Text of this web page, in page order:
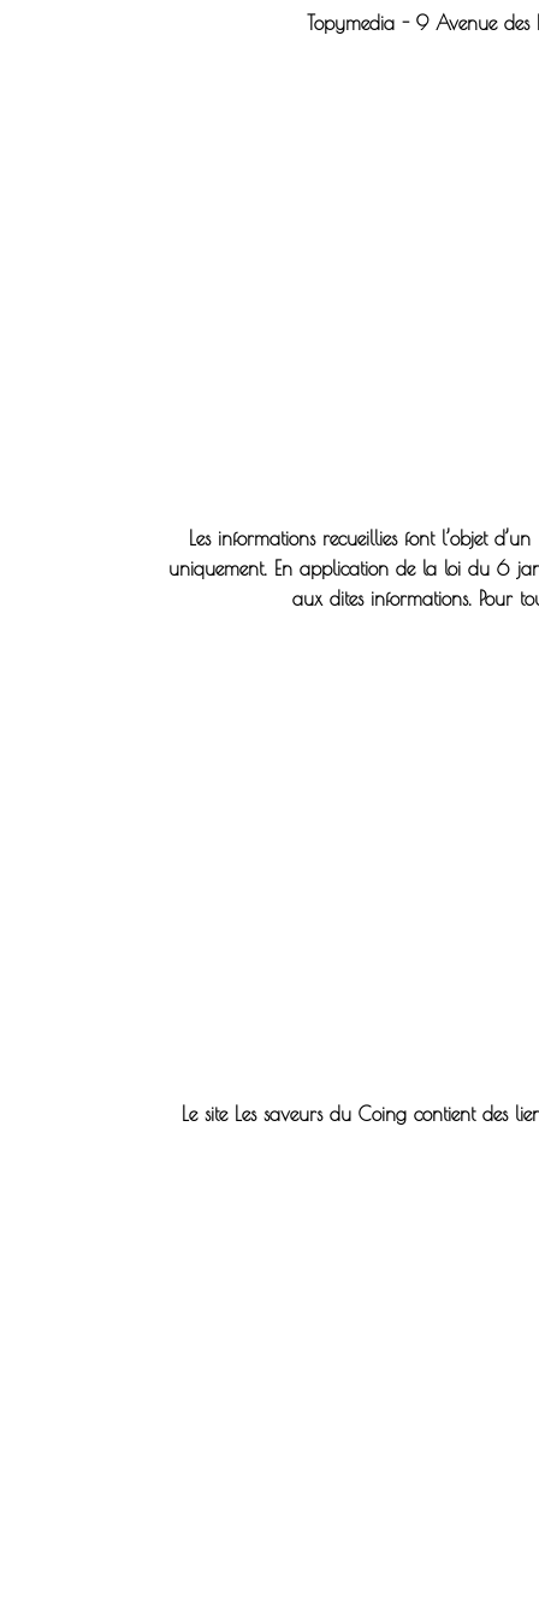
Topymedia - 9 Avenue des
Les informations recueillies font l’objet
uniquement. En application de la loi du 6
aux dites informations. Pour
Le site Les saveurs du Coing contient des